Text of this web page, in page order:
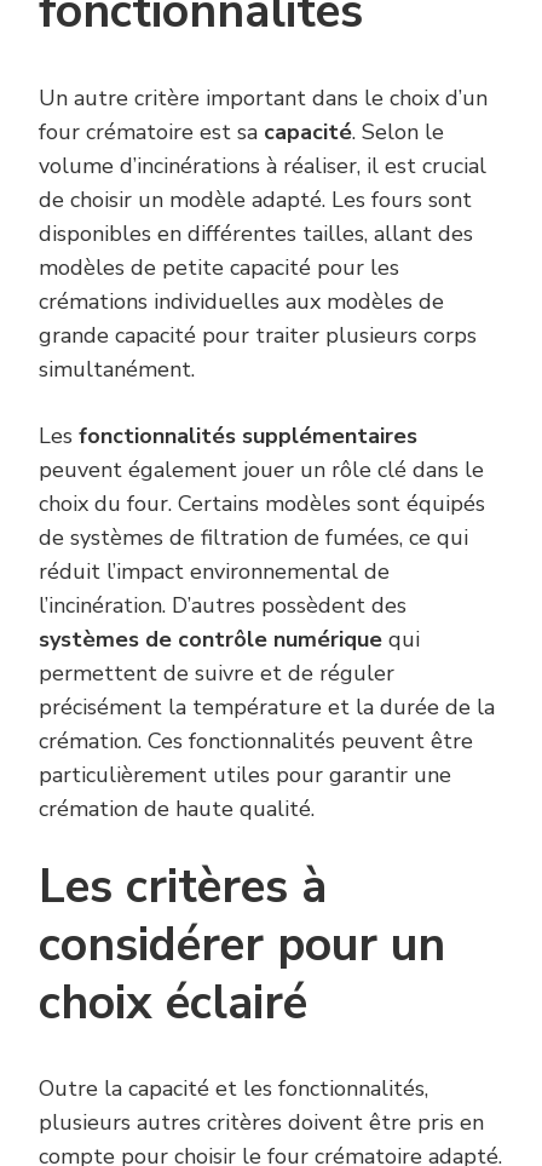
Un autre critère important dans le choix d’un
four crématoire est sa capacité. Selon le
volume d’incinérations à réaliser, il est crucial
de choisir un modèle adapté. Les fours sont
disponibles en différentes tailles, allant des
modèles de petite capacité pour les
crémations individuelles aux modèles de
grande capacité pour traiter plusieurs corps
simultanément.
Les fonctionnalités supplémentaires
peuvent également jouer un rôle clé dans le
choix du four. Certains modèles sont équipés
de systèmes de filtration de fumées, ce qui
réduit l’impact environnemental de
l’incinération. D’autres possèdent des
systèmes de contrôle numérique qui
permettent de suivre et de réguler
précisément la température et la durée de la
crémation. Ces fonctionnalités peuvent être
particulièrement utiles pour garantir une
crémation de haute qualité.
Les critères à
considérer pour un
choix éclairé
Outre la capacité et les fonctionnalités,
plusieurs autres critères doivent être pris en
compte pour choisir le four crématoire adapté.